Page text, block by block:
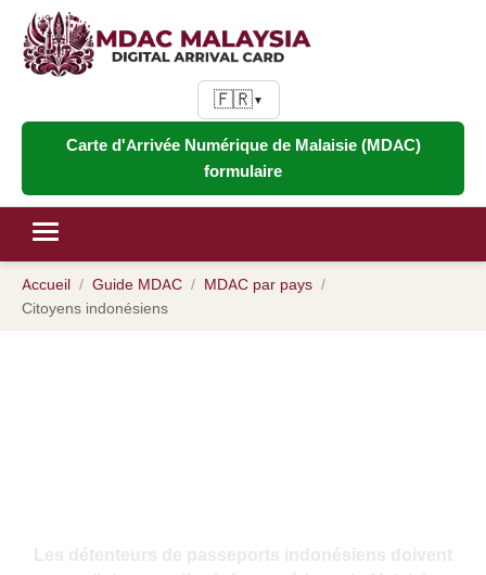
🇫🇷▼
Carte d'Arrivée Numérique de Malaisie (MDAC)
formulaire
Accueil Guide MDAC
MDAC par pays
Citoyens indonésiens